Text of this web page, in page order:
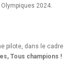
2024.
pilote, dans le cadre
Tous champions !